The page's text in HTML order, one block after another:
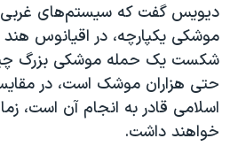
دیویس گفت که سیستم‌های غربی
موشکی یکپارچه، در اقیانوس هند
شکست یک حمله موشکی بزرگ
حتی هزاران موشک است، در
اسلامی قادر به انجام آن است،
خواهند داشت.